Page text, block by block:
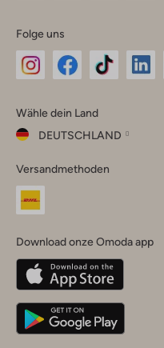
Folge uns
Instagram
Facebook
TikTok
Wähle dein Land
DEUTSCHLAND
dein
Land
Belgique(Français)
Deutschland
Versandmethoden
Download onze Omoda app